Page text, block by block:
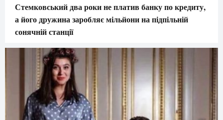
Стемковський два роки не платив банку по кредиту,
а його дружина заробляє мільйони на підпільній
сонячній станції